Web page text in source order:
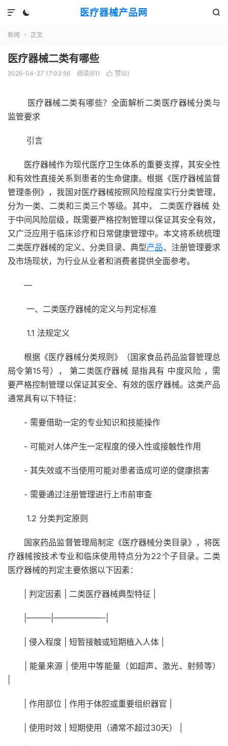
医疗器械产品网
 

新闻  正文
医疗器械二类有哪些
2026-04-27 17:03:56 阅读(61 )  赞(0)
医疗器械二类有哪些？全面解析二类医疗器械分类与
监管要求
引言
医疗器械作为现代医疗卫生体系的重要支撑，其安全性
和有效性直接关系到患者的生命健康。根据《医疗器械监督
管理条例》，我国对医疗器械按照风险程度实行分类管理，
分为一类、二类和三类三个等级。其中， 二类医疗器械 处
于中间风险层级，既需要严格控制管理以保证其安全有效，
又广泛应用于临床诊疗和日常健康管理中。本文将系统梳理
二类医疗器械的定义、分类目录、典型产品、注册管理要求
及市场现状，为行业从业者和消费者提供全面参考。
—
一、二类医疗器械的定义与判定标准
1.1 法规定义
根据《医疗器械分类规则》（国家食品药品监督管理总
局令第15号）， 第二类医疗器械 是指具有 中度风险 ，需
要严格控制管理以保证其安全、有效的医疗器械。这类产品
通常具有以下特征：
- 需要借助一定的专业知识和技能操作
- 可能对人体产生一定程度的侵入性或接触性作用
- 其失效或不当使用可能对患者造成可逆的健康损害
- 需要通过注册管理进行上市前审查
1.2 分类判定原则
国家药品监督管理局制定《医疗器械分类目录》，将医
疗器械按技术专业和临床使用特点分为22个子目录。二类
医疗器械的判定主要依据以下因素：
| 判定因素 | 二类医疗器械典型特征 |
|———|——————-|
| 侵入程度 | 短暂接触或短期植入人体 |
| 能量来源 | 使用中等能量（如超声、激光、射频等）
| 作用部位 | 作用于体腔或重要组织器官 |
| 使用时效 | 短期使用（通常不超过30天） |